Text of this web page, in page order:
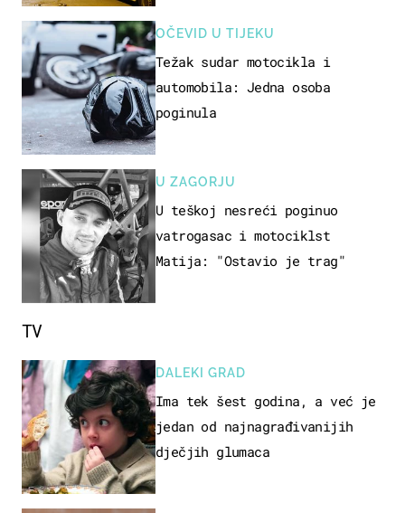
OČEVID U TIJEKU
Težak sudar motocikla i
automobila: Jedna osoba
poginula
U ZAGORJU
U teškoj nesreći poginuo
vatrogasac i motociklst
Matija: "Ostavio je trag"
TV
DALEKI GRAD
Ima tek šest godina, a već je
jedan od najnagrađivanijih
dječjih glumaca